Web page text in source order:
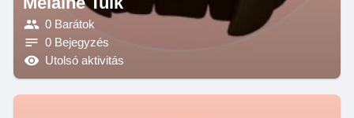
0 Barátok
0 Bejegyzés
Utolsó aktivitás